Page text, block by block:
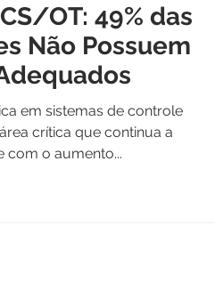
OT: 49% das
Não Possuem
em sistemas de controle
crítica que continua a
com o aumento...